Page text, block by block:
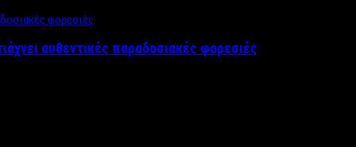
αυθεντικές παραδοσιακές φορεσιές